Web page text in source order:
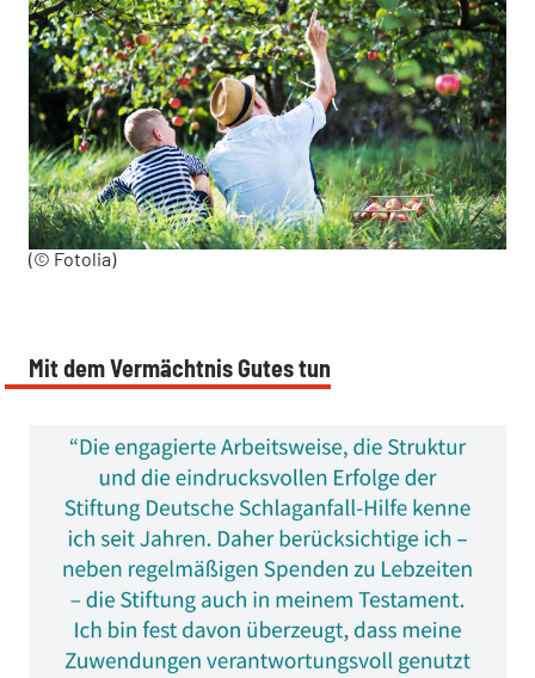
(© Fotolia)
Mit dem Vermächtnis Gutes tun